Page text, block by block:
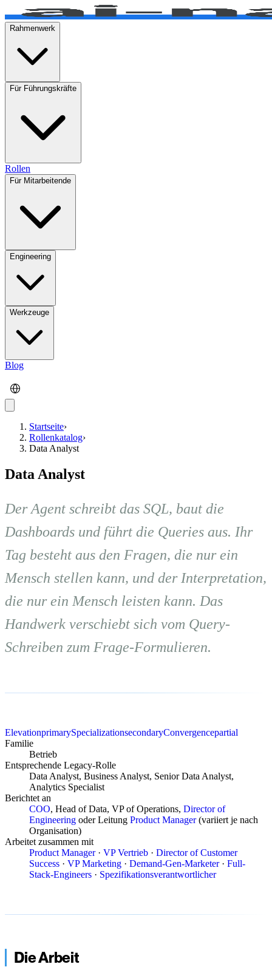
Rahmenwerk
Für Führungskräfte
Rollen
Für Mitarbeitende
Engineering
Werkzeuge
Blog
Startseite›
Rollenkatalog›
Data Analyst
Data Analyst
Der Agent schreibt das SQL, baut die
Dashboards und führt die Queries aus. Ihr
Tag besteht aus den Fragen, die nur ein
Mensch stellen kann, und der Interpretation,
die nur ein Mensch leisten kann. Das
Handwerk verschiebt sich vom Query-
Schreiben zum Frage-Formulieren.
ElevationprimarySpecializationsecondaryConvergencepartial
Familie
Betrieb
Entsprechende Legacy-Rolle
Data Analyst, Business Analyst, Senior Data Analyst,
Analytics Specialist
Berichtet an
COO, Head of Data, VP of Operations, Director of
Engineering oder Leitung Product Manager(variiert je nach
Organisation)
Arbeitet zusammen mit
Product Manager· VP Vertrieb · Director of Customer
Success · VP Marketing · Demand-Gen-Marketer· Full-
Stack-Engineers · Spezifikationsverantwortlicher
Die Arbeit